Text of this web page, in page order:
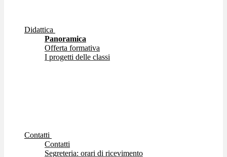
Didattica
Panoramica
Offerta formativa
I progetti delle classi
Contatti
Contatti
Segreteria: orari di ricevimento